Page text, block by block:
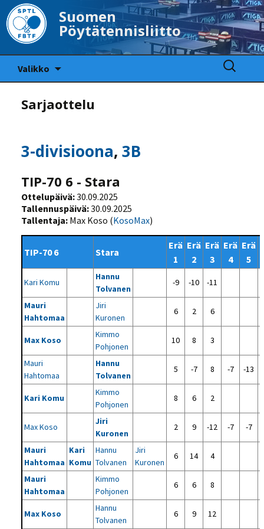
Suomen
Pöytätennisliitto
Valikko
Haku:
Sarjaottelu
3-divisioona,3B
TIP-70 6 - Stara
Ottelupäivä:30.09.2025
Tallennuspäivä:30.09.2025
Tallentaja: Max Koso (KosoMax)
TIP-70 6 Stara
Erä
1
Erä
2
Erä
3
Erä
4
Erä
5
Kari Komu
Hannu
Tolvanen
-9 -10 -11
Mauri
Hahtomaa
Jiri
Kuronen
6 2 6
Max Koso
Kimmo
Pohjonen
10 8 3
Mauri
Hahtomaa
Hannu
Tolvanen
5 -7 8 -7 -13
Kari Komu
Kimmo
Pohjonen
8 6 2
Max Koso
Jiri
Kuronen
2 9 -12 -7 -7
Mauri
Hahtomaa
Kari
Komu
Hannu
Tolvanen
Jiri
Kuronen
6 14 4
Mauri
Hahtomaa
Kimmo
Pohjonen
6 6 8
Max Koso
Hannu
Tolvanen
6 9 12